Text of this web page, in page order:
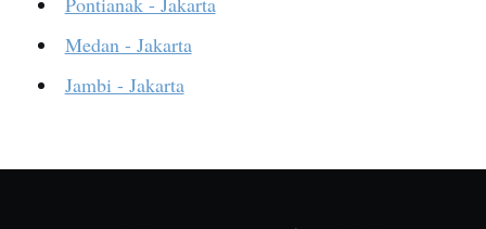
Medan - Jakarta
Jambi - Jakarta